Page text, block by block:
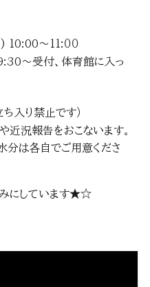
10:00～11:００
育館に入っ
入り禁止です）
近況報告をおこないます。
各自でご用意くださ
にしています★☆